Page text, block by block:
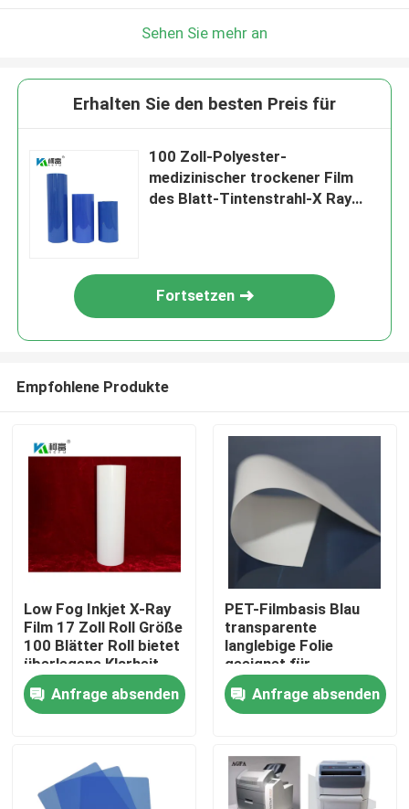
Startseite
Über uns
Sehen Sie mehr an
Erhalten Sie den besten Preis für
100 Zoll-Polyester-
medizinischer trockener Film
des Blatt-Tintenstrahl-X Ray
Fortsetzen
Empfohlene Produkte
Low Fog Inkjet X-Ray
Film 17 Zoll Roll Größe
100 Blätter Roll bietet
überlegene Klarheit
und Detail für
radiographische
Bildgebung
Anfrage absenden
PET-Filmbasis Blau
transparente
langlebige Folie
geeignet für
industrielle
Verpackungs- und
Druckanwendungen
Kosten
Anfrage absenden